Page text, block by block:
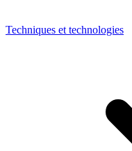
Techniques et technologies